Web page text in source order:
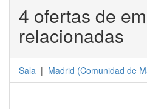
4 ofertas de
relacionadas
Sala | Madrid (Comunidad de